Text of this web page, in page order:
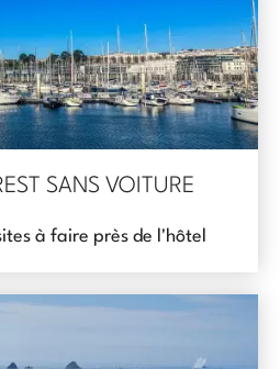
SANS VOITURE
à faire près de l'hôtel